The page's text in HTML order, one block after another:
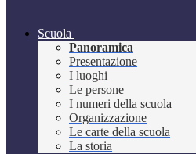
Scuola
Panoramica
Presentazione
I luoghi
Le persone
I numeri della scuola
Organizzazione
Le carte della scuola
La storia